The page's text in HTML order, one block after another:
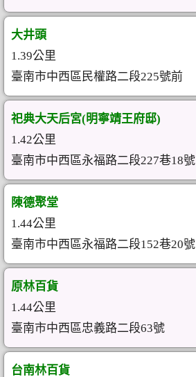
大井頭
1.39公里
臺南市中西區民權路二段225號前
祀典大天后宮(明寧靖王府邸)
1.42公里
臺南市中西區永福路二段227巷18號
陳德聚堂
1.44公里
臺南市中西區永福路二段152巷20號
原林百貨
1.44公里
臺南市中西區忠義路二段63號
台南林百貨